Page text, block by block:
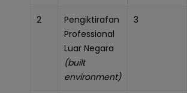
2
Pengiktirafan
Professional
Luar Negara
(built
environment)
3